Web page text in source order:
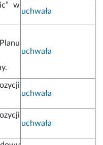
w
uchwała
uchwała
uchwała
uchwała